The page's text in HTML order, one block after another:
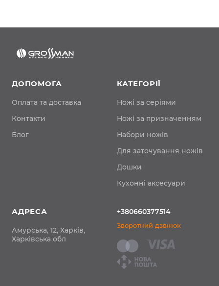
ДОПОМОГА
Оплата та доставка
Контакти
Блог
КАТЕГОРІЇ
Ножі за серіями
Ножі за призначенням
Набори ножів
Для заточування ножів
Дошки
Кухонні аксесуари
АДРЕСА
Амурська, 12, Харків,
Харківська обл
+380660377514
Зворотний дзвінок